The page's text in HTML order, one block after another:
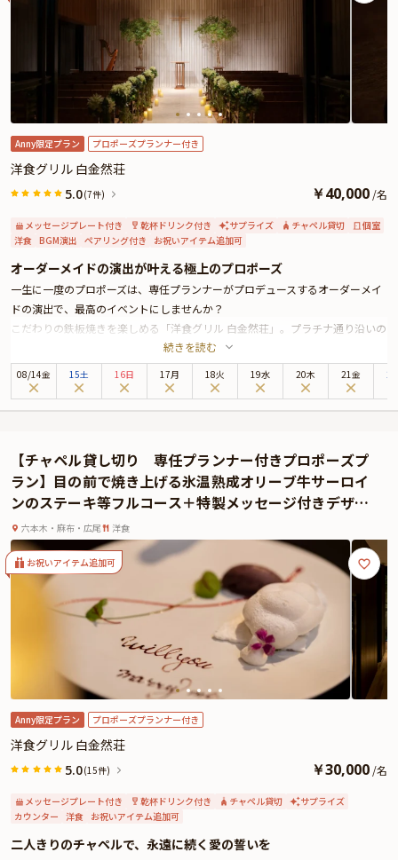
大切な想いを伝える夜を、心を込めたフランス料理とあたたかなおもてなしで
寄り添う「d’ici」にお任せください。
さらに本プランでは、有料オプションで、プロポーズにぴったりな花束・ギフ
ト・カスタマイズ可能なメッセージカードなどをお付けすることが出来ます。
メッセージカードは着席時に、花束やギフトはデザートタイムにご予約主様に
お渡し致しますので、サプライズにお役立てください。詳しくは本ページ中段
の「お祝いアイテム」の欄で、選んで頂けます。
Anny限定プラン プロポーズプランナー付き
洋食グリル 白金然荘
5.0(7件) ￥40,000 /名
メッセージプレート付き 乾杯ドリンク付き サプライズ チャペル貸切
個室
洋食 BGM演出 ペアリング付き お祝いアイテム追加可
オーダーメイドの演出が叶える極上のプロポーズ
一生に一度のプロポーズは、専任プランナーがプロデュースするオーダーメイ
ドの演出で、最高のイベントにしませんか？
こだわりの鉄板焼きを楽しめる「洋食グリル 白金然荘」。プラチナ通り沿いの
竹小路を抜けた先にひっそりと佇む、大人の隠れ家レストランです。
本プランでは、雰囲気抜群の個室をご用意。シェフ自慢のフルコースをご堪能
いただきます。さらに、プロポーズの感動を締めくくる特別な「メッセージ付
飾やBGMカスタマイズなどで感動の演出をサポートいたします。静ひつな空気
に包まれた夜のチャペルで、お二人だけの特別な時間をお過ごしください。
最高のひとときをいつでも思い返していただけるよう、記念のお写真も撮影さ
せていただきます。
ぜひ、本プランで素敵なプロポーズの思い出をお作りください。
続きを読む
08/14金 15土 16日 17月 18火 19水 20木 21金
【チャペル貸し切り 専任プランナー付きプロポーズプ
ラン】目の前で焼き上げる氷温熟成オリーブ牛サーロイ
ンのステーキ等フルコース＋特製メッセージ付きデザー
ト～洗練された大人の空間で愛の告白を～
六本木・麻布・広尾 洋食
お祝いアイテム追加可
Anny限定プラン プロポーズプランナー付き
洋食グリル 白金然荘
5.0(15件) ￥30,000 /名
メッセージプレート付き 乾杯ドリンク付き チャペル貸切
サプライズ
カウンター 洋食 お祝いアイテム追加可
二人きりのチャペルで、永遠に続く愛の誓いを